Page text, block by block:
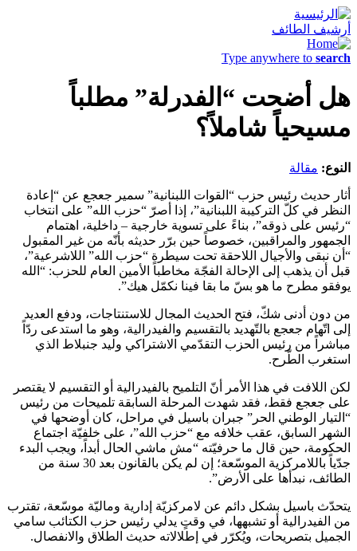
أرشيف الطائف
Type anywhere to search
هل أضحت “الفدرلة” مطلباً
مسيحياً شاملاً؟
النوع: مقالة
أثار حديث رئيس حزب “القوات اللبنانية” سمير جعجع عن “إعادة
النظر في كلّ التركيبة اللبنانية”، إذا أصرّ “حزب الله” على انتخاب
“رئيس على ذوقه”، بناءً على تسوية خارجية – داخلية، اهتمام
الجمهور والمراقبين، خصوصاً حين برّر حديثه بأنّه من غير المقبول
“أن نبقى والأجيال اللاحقة تحت سيطرة “حزب الله” اللاشرعية”،
قبل أن يذهب إلى الإحالة الفجّة مخاطباً الأمين العام للحزب: “الله
يوفقو مطرح ما هو بسّ ما بقا فينا نكمّل هيك”.
من دون أدنى شكّ، فتح الحديث المجال للاستنتاجات، ودفع العديد
إلى اتّهام جعجع بالتّهديد بالتقسيم والفيدرالية، وهو ما استدعى ردّاً
مباشراً من رئيس الحزب التقدّمي الاشتراكي وليد جنبلاط الذي
استغرب الطّرح.
لكن اللافت في هذا الأمر أنّ التلميح بالفيدرالية أو التقسيم لا يقتصر
على جعجع فقط، فقد شهدت المرحلة السابقة تلميحات من رئيس
“التيار الوطني الحر” جبران باسيل في مراحل، كان أوضحها في
الشهر السابق، عقب خلافه مع “حزب الله”، على خلفيّة اجتماع
الحكومة، حين قال ما حرفيّته “مش ماشي الحال أبداً، ويجب البدء
جدّياً باللامركزية الموسّعة؛ إن لم يكن بالقانون بعد 30 سنة من
الطائف، نبدأها على الأرض”.
يتحدّث باسيل بشكل دائم عن لامركزيّة إدارية وماليّة موسّعة، تقترب
من الفيدرالية أو تشبهها، في وقتٍ يدلي رئيس حزب الكتائب سامي
الجميل بتصريحات، ويُكرّر في إطلالاته حديث الطلاق والانفصال.